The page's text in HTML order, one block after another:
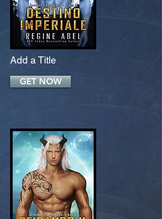
Add a Title
GET NOW